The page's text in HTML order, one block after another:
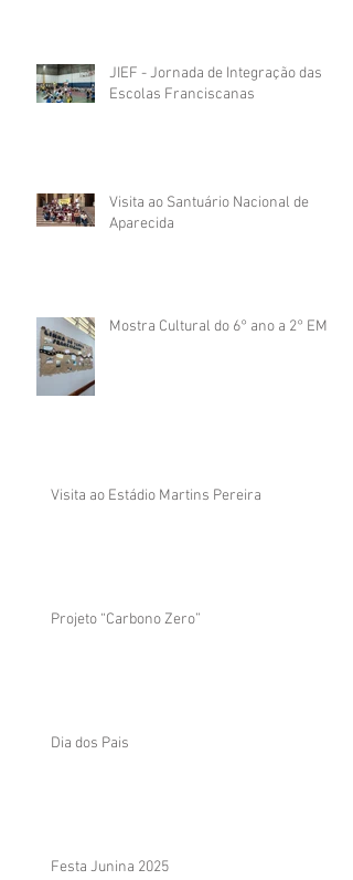
JIEF - Jornada de Integração das
Escolas Franciscanas
Visita ao Santuário Nacional de
Aparecida
Mostra Cultural do 6° ano a 2° EM
Visita ao Estádio Martins Pereira
Projeto “Carbono Zero”
Dia dos Pais
Festa Junina 2025